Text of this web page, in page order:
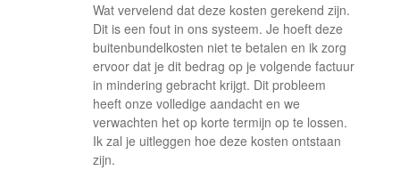
Wat vervelend dat deze kosten gerekend zijn.
Dit is een fout in ons systeem. Je hoeft deze
buitenbundelkosten niet te betalen en ik zorg
ervoor dat je dit bedrag op je volgende factuur
in mindering gebracht krijgt. Dit probleem
heeft onze volledige aandacht en we
verwachten het op korte termijn op te lossen.
Ik zal je uitleggen hoe deze kosten ontstaan
zijn.